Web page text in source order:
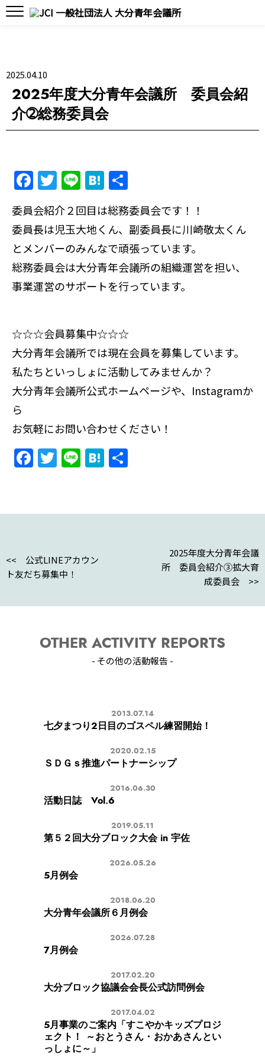
2025.04.10
2025年度大分青年会議所 委員会紹
介➁総務委員会
F
a
c
e
b
o
o
T
w
itt
er
Li
n
e
H
at
e
n
a
有
委員会紹介２回目は総務委員会です！！
委員長は児玉大地くん、副委員長に川崎敬太くん
とメンバーのみんなで頑張っています。
総務委員会は大分青年会議所の組織運営を担い、
事業運営のサポートを行っています。
☆☆☆会員募集中☆☆☆
大分青年会議所では現在会員を募集しています。
私たちといっしょに活動してみませんか？
大分青年会議所公式ホームページや、Instagramか
ら
お気軽にお問い合わせください！
F
e
o
o
T
er
Li H
n
<< 公式LINEアカウン
ト友だち募集中！
2025年度大分青年会議
所 委員会紹介➂拡大育
成委員会 >>
OTHER ACTIVITY REPORTS
- その他の活動報告 -
2013.07.14
七夕まつり2日目のゴスペル練習開始！
2020.02.15
ＳＤＧｓ推進パートナーシップ
2016.06.30
活動日誌 Vol.6
2019.05.11
第５２回大分ブロック大会 in 宇佐
2026.05.26
5月例会
2018.06.20
大分青年会議所６月例会
2026.07.28
7月例会
2017.02.20
大分ブロック協議会会長公式訪問例会
2017.04.02
5月事業のご案内「すこやかキッズプロジ
ェクト！ ～おとうさん・おかあさんとい
っしょに～」